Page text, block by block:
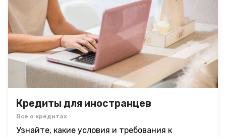
Кредиты для иностранцев
Все о кредитах
Узнайте, какие условия и требования к